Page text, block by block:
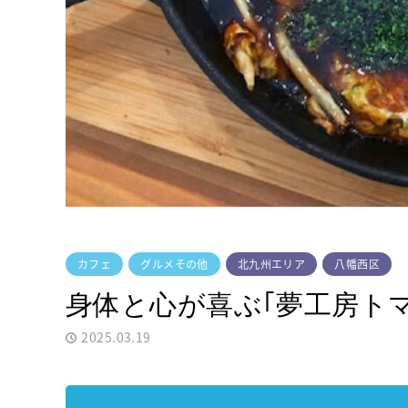
カフェ グルメその他 北九州エリア 八幡西区
身体と心が喜ぶ｢夢工房ト
2025.03.19